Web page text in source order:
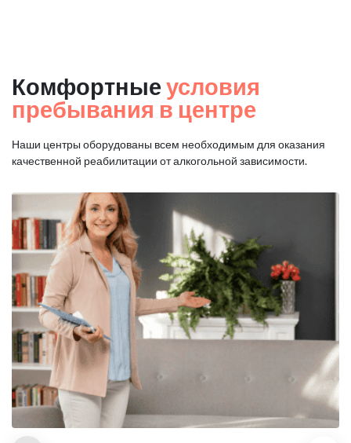
Комфортные условия
пребывания в центре
Наши центры оборудованы всем необходимым для оказания
качественной реабилитации от алкогольной зависимости.